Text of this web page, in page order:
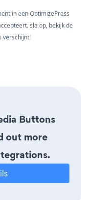
in een OptimizePress
sla op, bekijk de
verschijnt!
Buttons
out more